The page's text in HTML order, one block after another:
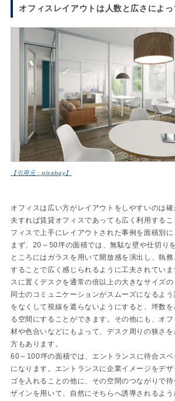
オフィスレイアウトは人数と広さによっ
【引用元：pixabay】
オフィスは広い方がレイアウトをしやすいのは
夫すれば賃貸オフィスであっても広く利用する
フィスで上手にレイアウトされた事例を面積別に
まず、20～50坪の面積では、無駄な壁や仕切り
ところにはガラスを用いて開放感を演出し、執務
することで広く感じられるように工夫されてい
スに置くデスクを通常の倍以上の大きなサイズ
同士のコミュニケーションがスムーズになるよ
をなくして視線を遮らないようにすると、坪数
る空間にすることができます。その他にも、オ
材や色合いなどにもよって、デスク周りの狭さ
方もあります。
60～100坪の面積では、エントランスに待合ス
になります。エントランスに企業イメージをデ
ゴを入れることの他に、その空間のつながりで
ザインを用いて、自然にそちらへ誘導されるよ